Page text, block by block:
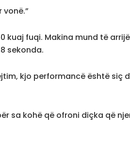
vonë.”
kuaj fuqi. Makina mund të
sekonda.
kjo performancë është siç
sa kohë që ofroni diçka që